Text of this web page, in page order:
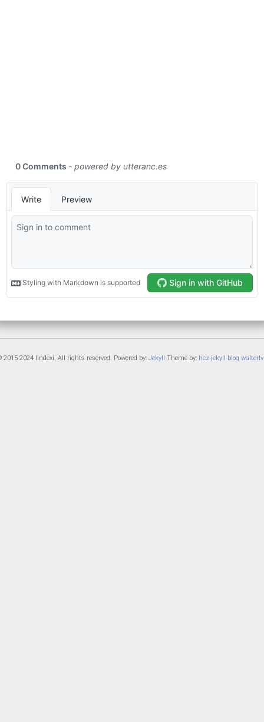
2015-2024 lindexi, All rights reserved. Powered by: Jekyll Theme by: hcz-jekyll-blog walterlv